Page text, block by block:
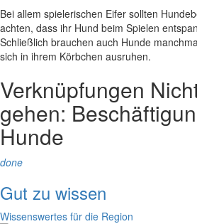
Bei allem spielerischen Eifer sollten
achten, dass ihr Hund beim Spielen
Schließlich brauchen auch Hunde
sich in ihrem Körbchen ausruhen.
Verknüpfungen
gehen:
Hunde
done
Gut zu wissen
Wissenswertes für die Region